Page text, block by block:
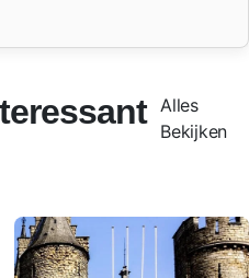
Alles
Bekijken